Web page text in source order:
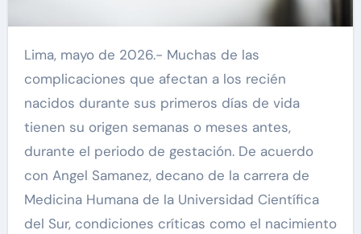
Lima, mayo de 2026.- Muchas de las
complicaciones que afectan a los recién
nacidos durante sus primeros días de vida
tienen su origen semanas o meses antes,
durante el periodo de gestación. De acuerdo
con Angel Samanez, decano de la carrera de
Medicina Humana de la Universidad Científica
del Sur, condiciones críticas como el nacimiento